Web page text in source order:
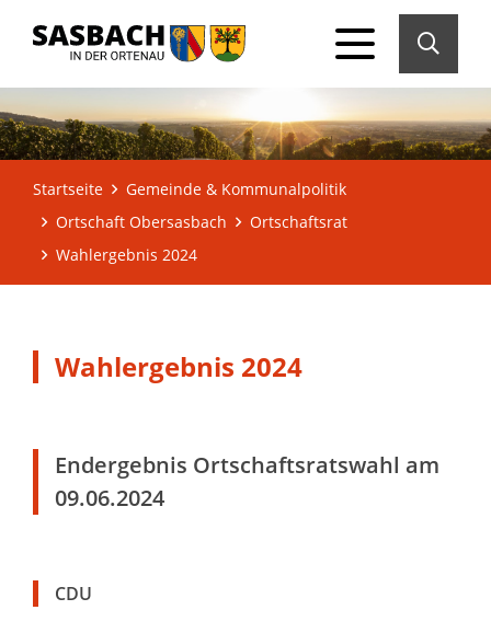
Startseite
Gemeinde & Kommunalpolitik
Ortschaft Obersasbach
Ortschaftsrat
Wahlergebnis 2024
Wahlergebnis 2024
Endergebnis Ortschaftsratswahl am
09.06.2024
CDU